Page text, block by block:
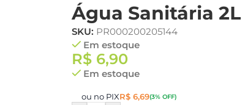
Água Sanitária
SKU: PR000200205144
Em estoque
R$6,90
Em estoque
ou no PIXR$6,69(3% OFF)